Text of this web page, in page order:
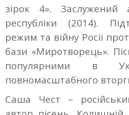
зірок 4». Заслужений
республіки (2014).
режим та війну Росії
бази «Миротворець».
популярними в
повномасштабного
Саша Чест –